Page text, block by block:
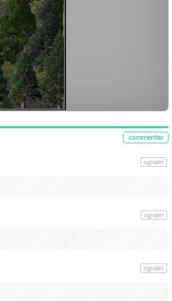
commenter
signaler
signaler
signaler